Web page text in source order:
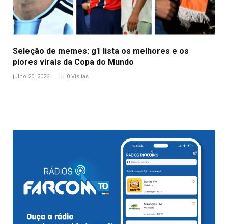
Seleção de memes: g1 lista os melhores e os
piores virais da Copa do Mundo
julho 20, 2026 0 Visitas